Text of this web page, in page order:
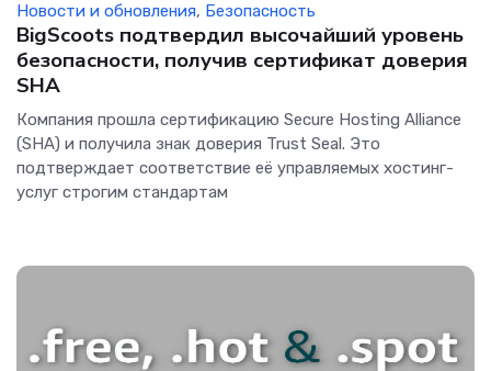
Новости и обновления, Безопасность
BigScoots подтвердил высочайший уровень
безопасности, получив сертификат доверия
SHA
Компания прошла сертификацию Secure Hosting Alliance
(SHA) и получила знак доверия Trust Seal. Это
подтверждает соответствие её управляемых хостинг-
услуг строгим стандартам